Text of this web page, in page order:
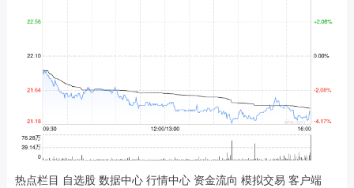
热点栏目 自选股 数据中心 行情中心 资金流向 模拟交易 客户端